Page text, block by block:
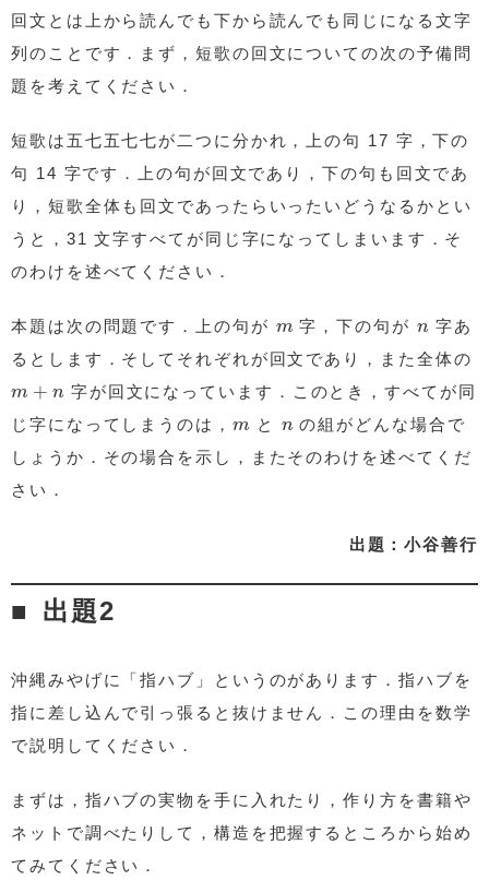
回文とは上から読んでも下から読んでも同じになる文字
列のことです．まず，短歌の回文についての次の予備問
題を考えてください．
短歌は五七五七七が二つに分かれ，上の句 17 字，下の
句 14 字です．上の句が回文であり，下の句も回文であ
り，短歌全体も回文であったらいったいどうなるかとい
うと，31 文字すべてが同じ字になってしまいます．そ
のわけを述べてください．
本題は次の問題です．上の句が m
m字，下の句が n
n字あ
るとします．そしてそれぞれが回文であり，また全体の
m + n
m n
字が回文になっています．このとき，すべてが同
じ字になってしまうのは， m
mと n
nの組がどんな場合で
しょうか．その場合を示し，またそのわけを述べてくだ
さい．
出題：小谷善行
出題2
沖縄みやげに「指ハブ」というのがあります．指ハブを
指に差し込んで引っ張ると抜けません．この理由を数学
で説明してください．
まずは，指ハブの実物を手に入れたり，作り方を書籍や
ネットで調べたりして，構造を把握するところから始め
てみてください．